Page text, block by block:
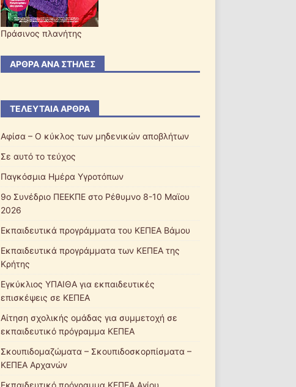
Πράσινος πλανήτης
ΆΡΘΡΑ ΑΝΆ ΣΤΉΛΕΣ
ΤΕΛΕΥΤΑΊΑ ΆΡΘΡΑ
Αφίσα – Ο κύκλος των μηδενικών αποβλήτων
Σε αυτό το τεύχος
Παγκόσμια Ημέρα Υγροτόπων
9ο Συνέδριο ΠΕΕΚΠΕ στο Ρέθυμνο 8-10 Μαϊου
2026
Εκπαιδευτικά προγράμματα του ΚΕΠΕΑ Βάμου
Εκπαιδευτικά προγράμματα των ΚΕΠΕΑ της
Κρήτης
Εγκύκλιος ΥΠΑΙΘΑ για εκπαιδευτικές
επισκέψεις σε ΚΕΠΕΑ
Αίτηση σχολικής ομάδας για συμμετοχή σε
εκπαιδευτικό πρόγραμμα ΚΕΠΕΑ
Σκουπιδομαζώματα – Σκουπιδοσκορπίσματα –
ΚΕΠΕΑ Αρχανών
Εκπαιδευτικό πρόγραμμα ΚΕΠΕΑ Αγίου